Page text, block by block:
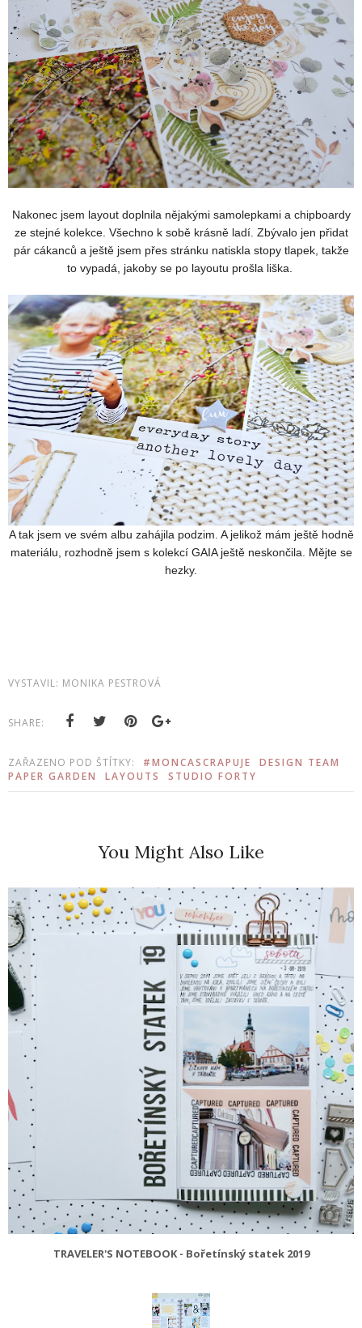
Nakonec jsem layout doplnila nějakými samolepkami a chipboardy
ze stejné kolekce. Všechno k sobě krásně ladí. Zbývalo jen přidat
pár cákanců a ještě jsem přes stránku natiskla stopy tlapek, takže
to vypadá, jakoby se po layoutu prošla liška.
A tak jsem ve svém albu zahájila podzim. A jelikož mám ještě hodně
materiálu, rozhodně jsem s kolekcí GAIA ještě neskončila. Mějte se
hezky.
VYSTAVIL: MONIKA PESTROVÁ
SHARE:
ZAŘAZENO POD ŠTÍTKY: #MONCASCRAPUJE
DESIGN TEAM
PAPER GARDEN
LAYOUTS STUDIO FORTY
You Might Also Like
TRAVELER'S NOTEBOOK - Bořetínský statek 2019